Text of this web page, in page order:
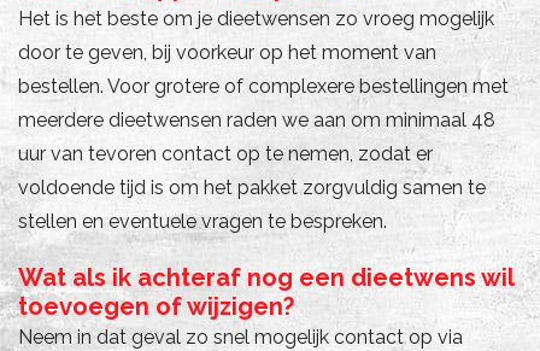
Het is het beste om je dieetwensen zo vroeg mogelijk
door te geven, bij voorkeur op het moment van
bestellen. Voor grotere of complexere bestellingen met
meerdere dieetwensen raden we aan om minimaal 48
uur van tevoren contact op te nemen, zodat er
voldoende tijd is om het pakket zorgvuldig samen te
stellen en eventuele vragen te bespreken.
Wat als ik achteraf nog een dieetwens wil
toevoegen of wijzigen?
Neem in dat geval zo snel mogelijk contact op via